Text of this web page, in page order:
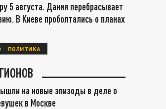
5 августа. Дания перебрасывает
В Киеве проболтались о планах
ПОЛИТИКА
на новые эпизоды в деле о
в Москве